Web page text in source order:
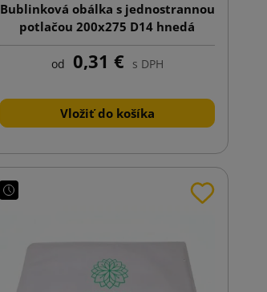
Bublinková obálka s jednostrannou
potlačou 200x275 D14 hnedá
od 0,31 € s DPH
Vložiť do košíka